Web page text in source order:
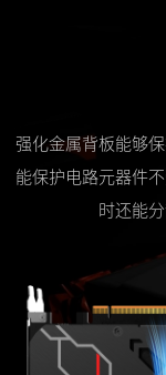
强化金属背板能够
能保护电路元器件
时还能